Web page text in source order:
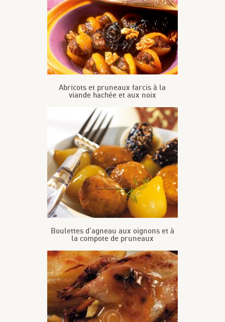
Abricots et pruneaux farcis à la
viande hachée et aux noix
Boulettes d’agneau aux oignons et à
la compote de pruneaux